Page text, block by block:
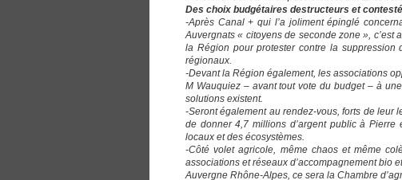
Des choix budgétaires destructeurs et
-Après Canal + qui l’a joliment épinglé
Auvergnats « citoyens de seconde zone »,
la Région pour protester contre la
régionaux.
-Devant la Région également, les associations
M Wauquiez – avant tout vote du budget – à
solutions existent.
-Seront également au rendez-vous, forts de leur
de donner 4,7 millions d’argent public à
locaux et des écosystèmes.
-Côté volet agricole, même chaos et même
associations et réseaux d’accompagnement bio
Auvergne Rhône-Alpes, ce sera la Chambre